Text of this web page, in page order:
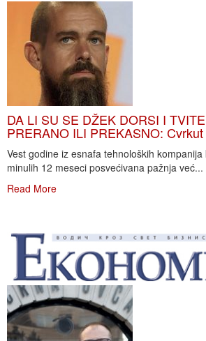
DA LI SU SE DŽEK DORSI I
PRERANO ILI PREKASNO:
Vest godine iz esnafa tehnoloških
minulih 12 meseci posvećivana pažnja već...
Read More